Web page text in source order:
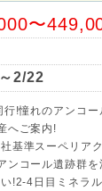
〜
2/22
!憧れのアンコ
へご案内!
基準スーペリア
ンコール遺跡群を
!2-4日目ミネラ